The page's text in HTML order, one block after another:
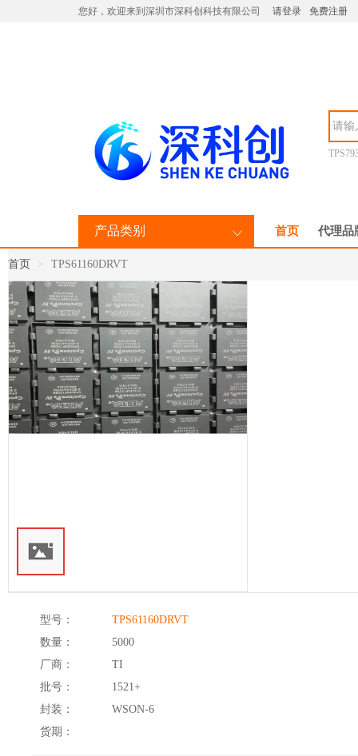
您好，欢迎来到深圳市深科创科技有限公司 请登录 免费注册
产品类别 首页 代理品
首页 TPS61160DRVT
型号：
TPS61160DRVT
数量：
5000
厂商：
TI
批号：
1521+
封装：
WSON-6
货期：